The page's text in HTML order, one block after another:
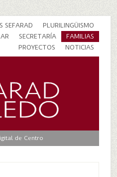
SEFARAD
PLURILINGÜISMO
SECRETARÍA
FAMILIAS
PROYECTOS
NOTICIAS
de Centro